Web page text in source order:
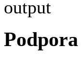
Podpora